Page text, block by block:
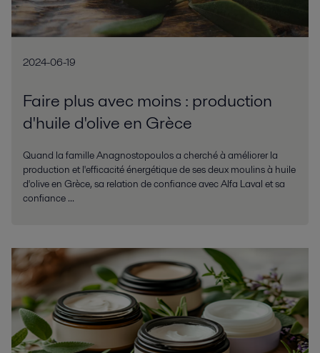
2024-06-19
Faire plus avec moins : production
d'huile d'olive en Grèce
Quand la famille Anagnostopoulos a cherché à améliorer la
production et l'efficacité énergétique de ses deux moulins à huile
d'olive en Grèce, sa relation de confiance avec Alfa Laval et sa
confiance ...